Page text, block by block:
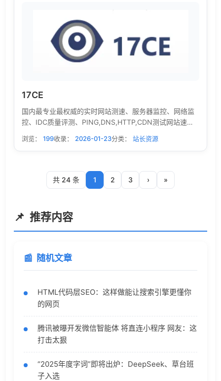
17CE
国内最专业最权威的实时网站测速、服务器监控、网络监
控、IDC质量评测、PING,DNS,HTTP,CDN测试网站速度
联通、移动、长城宽带、教育网等线路，测试网站在全国
浏览： 199收录： 2026-01-23分类： 站长资源
共 24 条 1 2 3 › »
推荐内容
随机文章
HTML代码层SEO：这样做能让搜索引擎更懂你
的网页
腾讯被曝开发微信智能体 将直连小程序 网友：这
打击太狠
“2025年度字词”即将出炉：DeepSeek、草台班
子入选